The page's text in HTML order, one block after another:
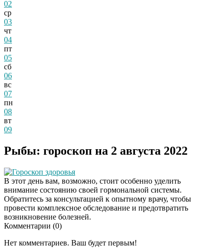
02
ср
03
чт
04
пт
05
сб
06
вс
07
пн
08
вт
09
Рыбы: гороскоп на 2 августа 2022
Гороскоп здоровья
В этот день вам, возможно, стоит особенно уделить
внимание состоянию своей гормональной системы.
Обратитесь за консультацией к опытному врачу, чтобы
провести комплексное обследование и предотвратить
возникновение болезней.
Комментарии (0)
Нет комментариев. Ваш будет первым!
Скрытая камера на
люди вытворяют, когда